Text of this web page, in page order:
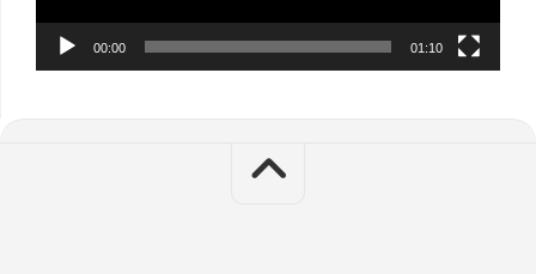
00:00 01:10